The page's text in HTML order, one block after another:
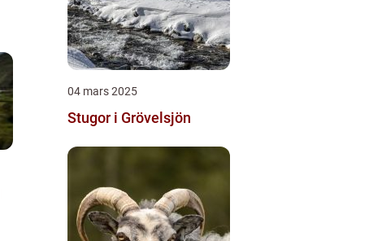
04 mars 2025
Stugor i Grövelsjön